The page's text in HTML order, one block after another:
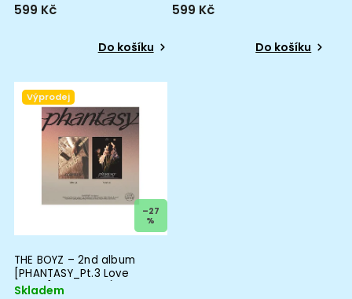
599 Kč
Do košíku
599 Kč
Do košíku
Výprodej
–27
%
THE BOYZ – 2nd album
[PHANTASY_Pt.3 Love
Letter] ROZBALENÉ
Skladem